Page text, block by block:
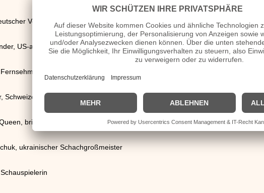
Volleyballspieler
US-amerikanischer Schauspieler und Komiker
, Fernsehmoderator
Schweizer Jazztrompeter
britischer Modeschöpfer († 2010)
ukrainischer Schachgroßmeister
, Schauspielerin